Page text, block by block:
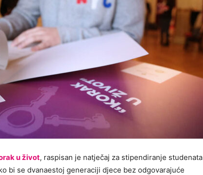
u život, raspisan je natječaj za stipendiranje studenata
bi se dvanaestoj generaciji djece bez odgovarajuće